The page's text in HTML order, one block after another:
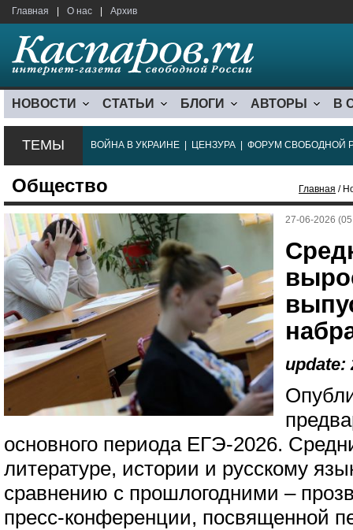
Главная О нас Архив
НОВОСТИ СТАТЬИ БЛОГИ АВТОРЫ В
ТЕМЫ ВОЙНА В УКРАИНЕ ЦЕНЗУРА ФОРУМ СВОБОДНОЙ
Общество Главная /
27-06-2026
update:
основного периода ЕГЭ-2026.
литературе, истории и русскому
сравнению с прошлогодними –
пресс-конференции, посвященной